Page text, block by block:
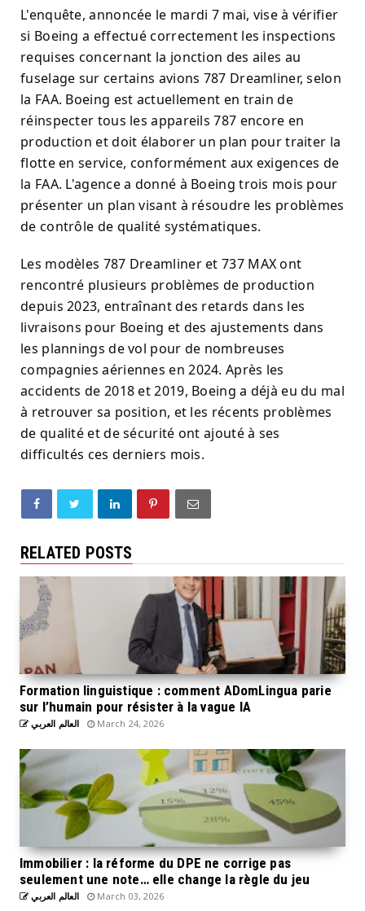
L'enquête, annoncée le mardi 7 mai, vise à vérifier
si Boeing a effectué correctement les inspections
requises concernant la jonction des ailes au
fuselage sur certains avions 787 Dreamliner, selon
la FAA. Boeing est actuellement en train de
réinspecter tous les appareils 787 encore en
production et doit élaborer un plan pour traiter la
flotte en service, conformément aux exigences de
la FAA. L'agence a donné à Boeing trois mois pour
présenter un plan visant à résoudre les problèmes
de contrôle de qualité systématiques.
Les modèles 787 Dreamliner et 737 MAX ont
rencontré plusieurs problèmes de production
depuis 2023, entraînant des retards dans les
livraisons pour Boeing et des ajustements dans
les plannings de vol pour de nombreuses
compagnies aériennes en 2024. Après les
accidents de 2018 et 2019, Boeing a déjà eu du mal
à retrouver sa position, et les récents problèmes
de qualité et de sécurité ont ajouté à ses
difficultés ces derniers mois.
RELATED POSTS
Formation linguistique : comment ADomLingua parie
sur l’humain pour résister à la vague IA
العالم العربي March 24, 2026
Immobilier : la réforme du DPE ne corrige pas
seulement une note… elle change la règle du jeu
العالم العربي March 03, 2026